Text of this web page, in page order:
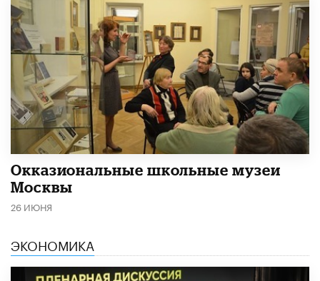
​Окказиональные школьные музеи
Москвы
26 ИЮНЯ
ЭКОНОМИКА